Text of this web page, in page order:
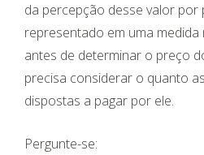
da percepção desse valor por
representado em uma medida
antes de determinar o preço
precisa considerar o quanto
dispostas a pagar por ele.
Pergunte-se: